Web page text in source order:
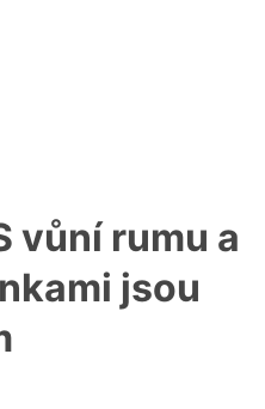
vůní rumu a
jsou